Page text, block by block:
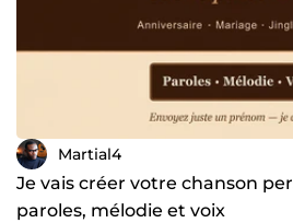
Martial4
Je vais créer votre chanson
paroles, mélodie et voix